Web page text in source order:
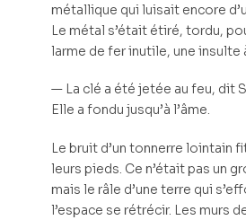
métallique qui luisait encore
Le métal s’était étiré, tordu,
larme de fer inutile, une
— La clé a été jetée au feu, dit
Elle a fondu jusqu’à l’âme.
Le bruit d’un tonnerre lointain
leurs pieds. Ce n’était pas un
mais le râle d’une terre qui
l’espace se rétrécir. Les murs